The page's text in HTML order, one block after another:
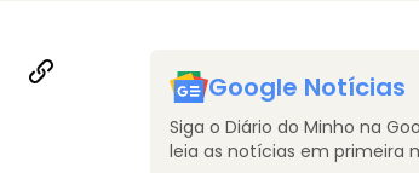
Google Notícias
Siga o Diário do Minho na
leia as notícias em primeira